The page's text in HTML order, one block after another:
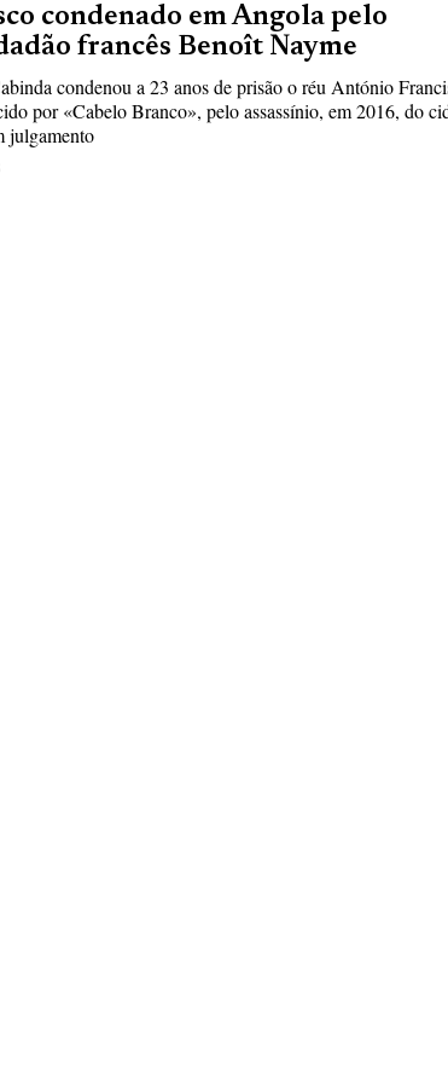
condenado em Angola pelo
francês Benoît Nayme
condenou a 23 anos de prisão o réu António
por «Cabelo Branco», pelo assassínio, em 2016, do
julgamento